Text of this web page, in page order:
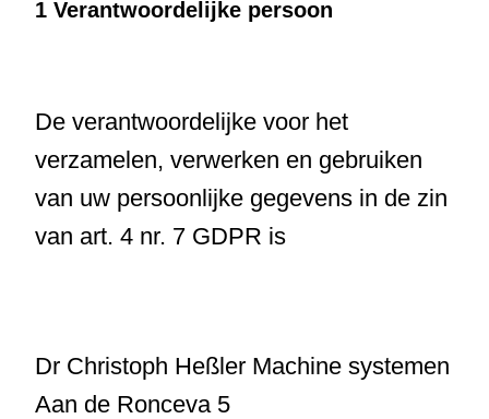
1 Verantwoordelijke persoon
De verantwoordelijke voor het
verzamelen, verwerken en gebruiken
van uw persoonlijke gegevens in de zin
van art. 4 nr. 7 GDPR is
Dr Christoph Heßler Machine systemen
Aan de Ronceva 5